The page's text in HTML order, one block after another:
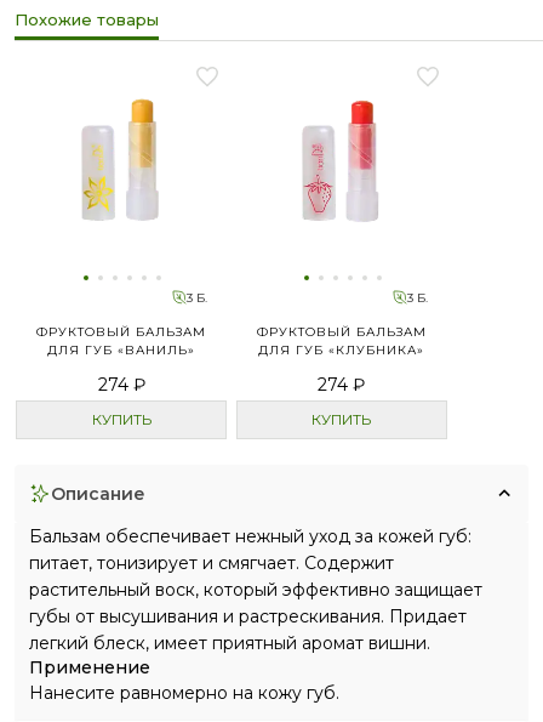
Похожие товары
3 Б.
ФРУКТОВЫЙ БАЛЬЗАМ
ДЛЯ ГУБ «ВАНИЛЬ»
274 ₽
КУПИТЬ
3 Б.
ФРУКТОВЫЙ БАЛЬЗАМ
ДЛЯ ГУБ «КЛУБНИКА»
274 ₽
КУПИТЬ
описание
Бальзам обеспечивает нежный уход за кожей губ:
питает, тонизирует и смягчает. Содержит
растительный воск, который эффективно защищает
губы от высушивания и растрескивания. Придает
легкий блеск, имеет приятный аромат вишни.
Применение
Нанесите равномерно на кожу губ.